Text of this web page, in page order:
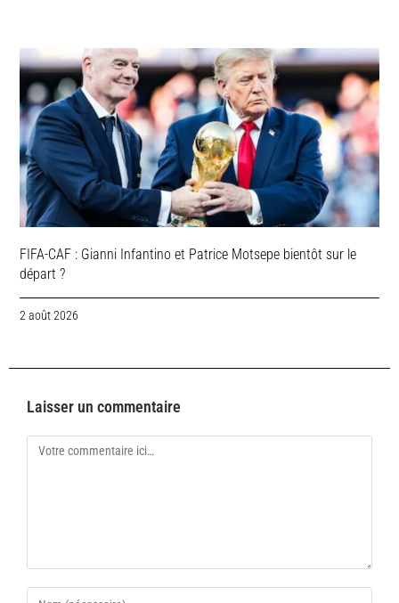
FIFA-CAF : Gianni Infantino et Patrice Motsepe bientôt sur le
départ ?
2 août 2026
Laisser un commentaire